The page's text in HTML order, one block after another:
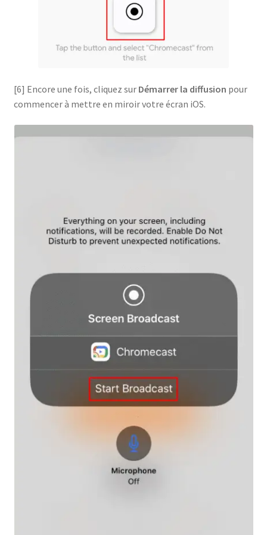
[6] Encore une fois, cliquez sur Démarrer la diffusion pour
commencer à mettre en miroir votre écran iOS.